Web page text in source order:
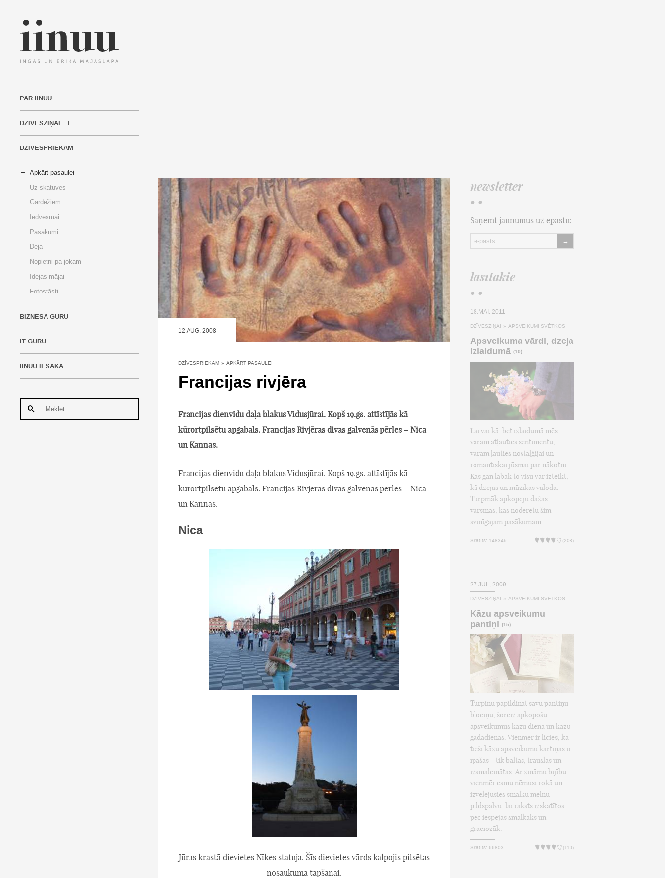
PAR IINUU
DZĪVESZIŅAI
DZĪVESPRIEKAM
Apkārt pasaulei
Uz skatuves
Gardēžiem
Iedvesmai
Pasākumi
Deja
Nopietni pa jokam
Idejas mājai
Fotostāsti
BIZNESA GURU
IT GURU
IINUU IESAKA
12.AUG, 2008
DZĪVESPRIEKAM » APKĀRT PASAULEI
Francijas rivjēra
Francijas dienvidu daļa blakus Vidusjūrai. Kopš 19.gs. attīstījās kā
kūrortpilsētu apgabals. Francijas Rivjēras divas galvenās pērles – Nica
un Kannas.
Francijas dienvidu daļa blakus Vidusjūrai. Kopš 19.gs. attīstījās kā
kūrortpilsētu apgabals. Francijas Rivjēras divas galvenās pērles – Nica
un Kannas.
Nica
Jūras krastā dievietes Nīkes statuja. Šīs dievietes vārds kalpojis pilsētas
nosaukuma tapšanai.
newsletter
• •
Saņemt jaunumus uz epastu:
→
lasītākie
• •
18.MAI, 2011
DZĪVESZIŅAI » APSVEIKUMI SVĒTKOS
Apsveikuma vārdi, dzeja
izlaidumā (10)
Lai vai kā, bet izlaidumā mēs
varam atļauties sentimentu,
varam ļauties nostaļģijai un
romantiskai jūsmai par nākotni.
Kas gan labāk to visu var izteikt,
kā dzejas un mūzikas valoda.
Turpmāk apkopoju dažas
vārsmas, kas noderētu šim
svinīgajam pasākumam.
Skatīts: 148345 (208)
27.JŪL, 2009
DZĪVESZIŅAI » APSVEIKUMI SVĒTKOS
Kāzu apsveikumu
pantiņi (15)
Turpinu papildināt savu pantiņu
blociņu, šoreiz apkopošu
apsveikumus kāzu dienā un kāzu
gadadienās. Vienmēr ir licies, ka
tieši kāzu apsveikumu kartiņas ir
īpašas – tik baltas, trauslas un
izsmalcinātas. Ar zināmu bijību
vienmēr esmu ņēmusi rokā un
izvēlējusies smalku melnu
pildspalvu, lai raksts izskatītos
pēc iespējas smalkāks un
graciozāk.
Skatīts: 66803 (110)